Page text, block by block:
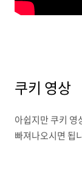
쿠키 영상
아쉽지만 쿠키 영
빠져나오시면 됩